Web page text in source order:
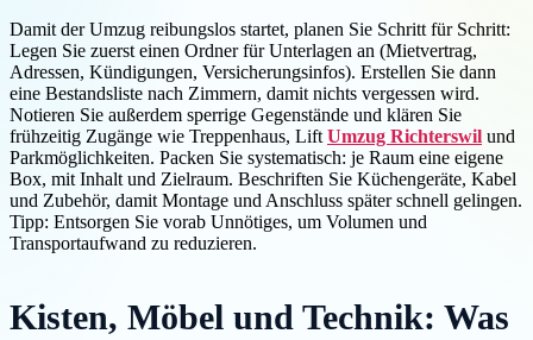
Damit der Umzug reibungslos startet, planen Sie Schritt für Schritt:
Legen Sie zuerst einen Ordner für Unterlagen an (Mietvertrag,
Adressen, Kündigungen, Versicherungsinfos). Erstellen Sie dann
eine Bestandsliste nach Zimmern, damit nichts vergessen wird.
Notieren Sie außerdem sperrige Gegenstände und klären Sie
frühzeitig Zugänge wie Treppenhaus, Lift Umzug Richterswil und
Parkmöglichkeiten. Packen Sie systematisch: je Raum eine eigene
Box, mit Inhalt und Zielraum. Beschriften Sie Küchengeräte, Kabel
und Zubehör, damit Montage und Anschluss später schnell gelingen.
Tipp: Entsorgen Sie vorab Unnötiges, um Volumen und
Transportaufwand zu reduzieren.
Kisten, Möbel und Technik: Was